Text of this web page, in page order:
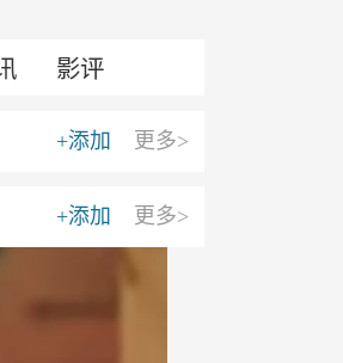
影评
更多>
+添加
更多>
+添加